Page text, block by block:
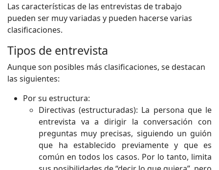
Las características de las entrevistas de trabajo
pueden ser muy variadas y pueden hacerse varias
clasificaciones.
Tipos de entrevista
Aunque son posibles más clasificaciones, se destacan
las siguientes:
Por su estructura:
Directivas (estructuradas): La persona que le
entrevista va a dirigir la conversación con
preguntas muy precisas, siguiendo un guión
que ha establecido previamente y que es
común en todos los casos. Por lo tanto, limita